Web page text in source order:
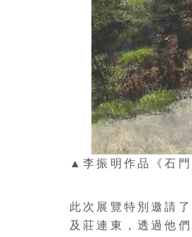
▲李振明作品《石
此次展覽特別邀請
及莊連東，透過他